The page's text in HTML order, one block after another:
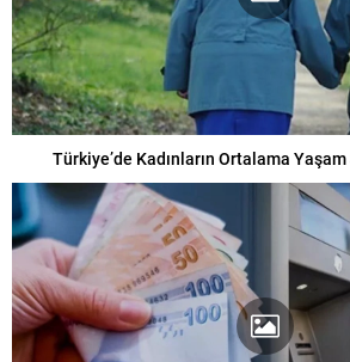
Türkiye’de Kadınların Ortalama